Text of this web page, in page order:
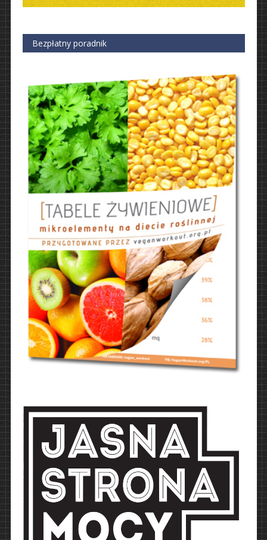
Bezpłatny poradnik